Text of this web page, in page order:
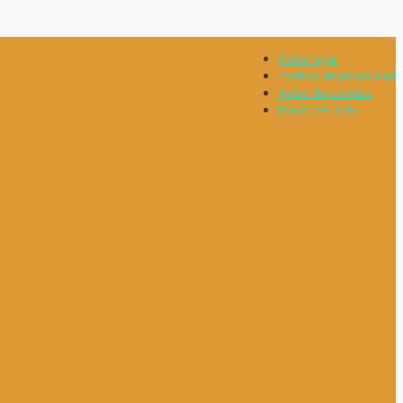
Aviso legal
Política de privacidad
Aviso de cookies
Mapa Del Sitio